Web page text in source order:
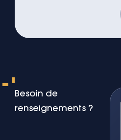
Besoin de
renseignements ?